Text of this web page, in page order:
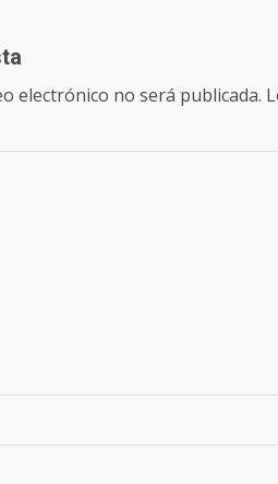
electrónico no será publicada.